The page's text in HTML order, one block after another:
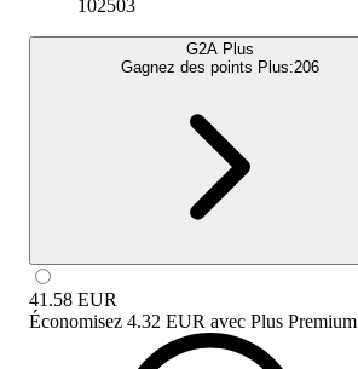
102503
G2A Plus
Gagnez des points Plus:206
41.58 EUR
Économisez 4.32 EUR avec Plus Premium